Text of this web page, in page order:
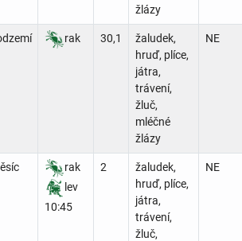
žlázy
rak 30,1
žaludek,
hruď, plíce,
játra,
trávení,
žluč,
mléčné
žlázy
NE
rak
lev
10:45
2
žaludek,
hruď, plíce,
játra,
trávení,
žluč,
NE